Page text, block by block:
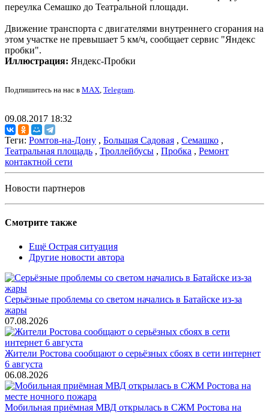
переулка Семашко до Театральной площади.
Движение транспорта с двигателями внутреннего сгорания на
этом участке не превышает 5 км/ч, сообщает сервис "Яндекс
пробки".
Иллюстрация: Яндекс-Пробки
Подпишитесь на нас в MAX, Telegram.
09.08.2017 18:32
Теги: Ромтов-на-Дону , Большая Садовая , Семашко ,
Театральная площадь , Троллейбусы , Пробка , Ремонт
контактной сети
Новости партнеров
Смотрите также
Ещё Острая ситуация
Другие новости автора
Серьёзные проблемы со светом начались в Батайске из-за
жары
07.08.2026
Жители Ростова сообщают о серьёзных сбоях в сети интернет
6 августа
06.08.2026
Мобильная приёмная МВД открылась в СЖМ Ростова на